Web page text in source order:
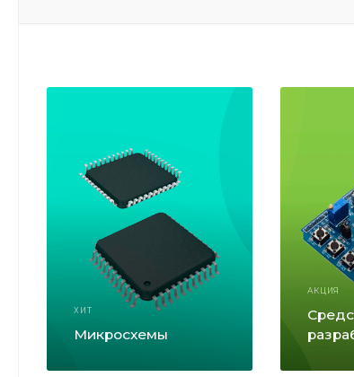
ХИТ
Микросхемы
АКЦИЯ